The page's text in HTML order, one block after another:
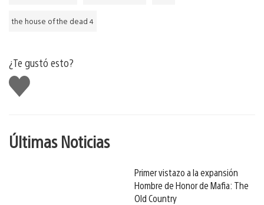
the house of the dead 4
¿Te gustó esto?
Me
gusta
Últimas Noticias
Primer vistazo a la expansión
Hombre de Honor de Mafia: The
Old Country